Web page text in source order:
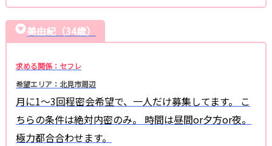
美由紀（34歳）
求める関係：セフレ
希望エリア：北見市周辺
月に1～3回程密会希望で、一人だけ募集してます。 こ
ちらの条件は絶対内密のみ。 時間は昼間or夕方or夜。
極力都合合わせます。